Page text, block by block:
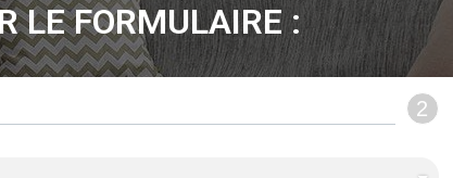
LE FORMULAIRE :
2